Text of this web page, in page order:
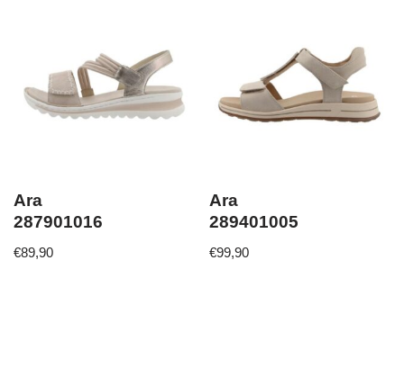
Ara
287901016
€89,90
Ara
289401005
€99,90